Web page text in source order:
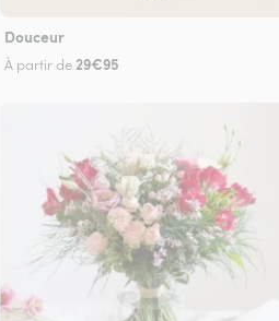
Douceur
À partir de 29€95